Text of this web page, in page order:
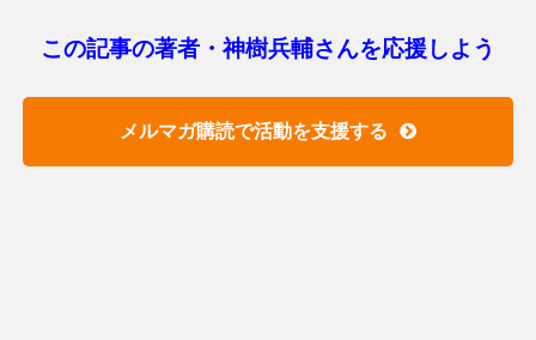
この記事の著者・神樹兵輔さんを応援しよう
メルマガ購読で活動を支援する